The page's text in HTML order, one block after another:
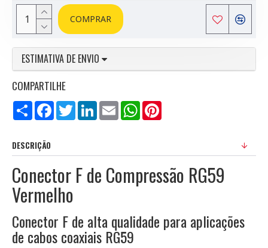
COMPRAR
ESTIMATIVA DE ENVIO
COMPARTILHE
Compartilhar
FacebookTwitterLinkedInEmail WhatsApp
DESCRIÇÃO
Conector F de Compressão RG59
Vermelho
Conector F de alta qualidade para aplicações
de cabos coaxiais RG59